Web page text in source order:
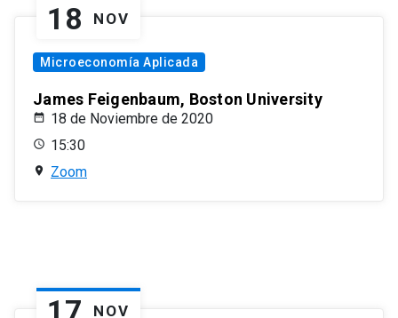
18 NOV
Microeconomía Aplicada
James Feigenbaum, Boston University
18 de Noviembre de 2020
15:30
Zoom
NOV